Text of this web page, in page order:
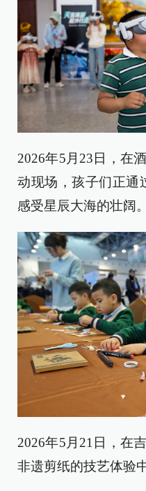
2026年5月23日，在
动现场，孩子们正通
感受星辰大海的壮阔
2026年5月21日，在
非遗剪纸的技艺体验